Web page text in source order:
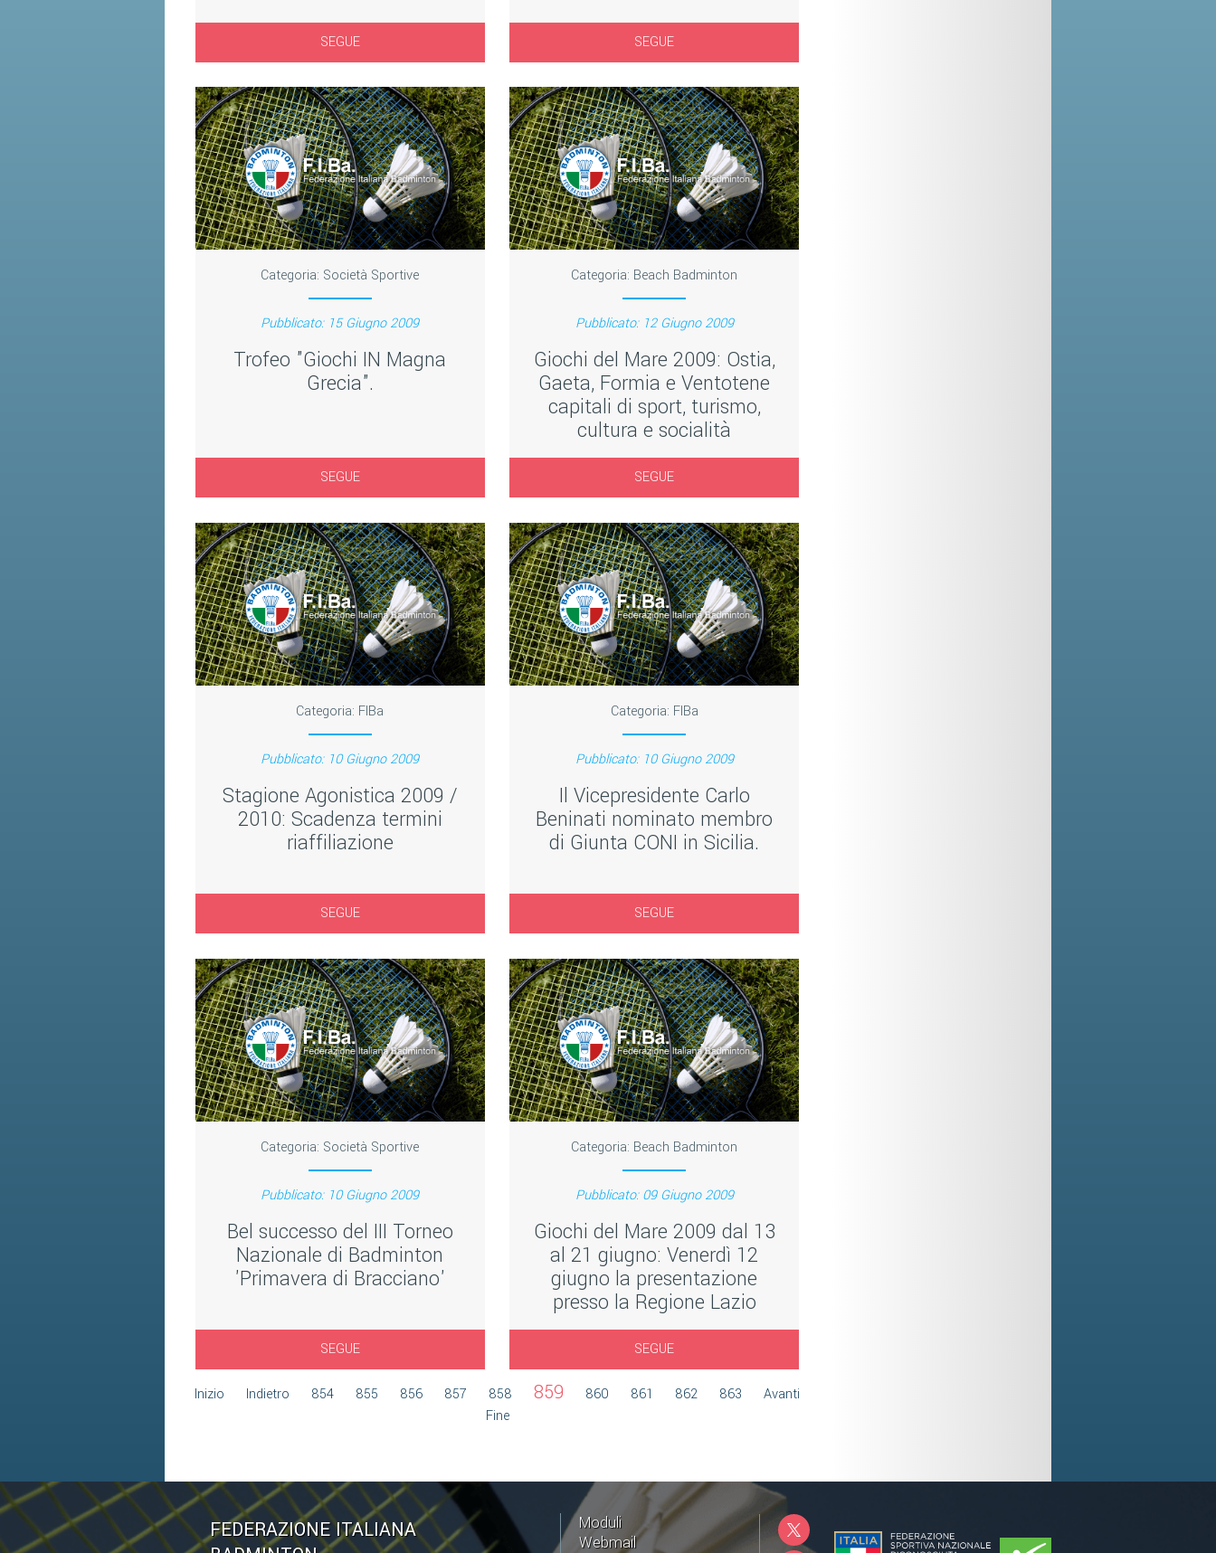
SEGUE SEGUE
Categoria: Società Sportive
Pubblicato: 15 Giugno 2009
Trofeo "Giochi IN Magna
Grecia".
SEGUE
Categoria: Beach Badminton
Pubblicato: 12 Giugno 2009
Giochi del Mare 2009: Ostia,
Gaeta, Formia e Ventotene
capitali di sport, turismo,
cultura e socialità
SEGUE
Categoria: FIBa
Pubblicato: 10 Giugno 2009
Stagione Agonistica 2009 /
2010: Scadenza termini
riaffiliazione
SEGUE
Categoria: FIBa
Pubblicato: 10 Giugno 2009
Il Vicepresidente Carlo
Beninati nominato membro
di Giunta CONI in Sicilia.
SEGUE
Categoria: Società Sportive
Pubblicato: 10 Giugno 2009
Bel successo del III Torneo
Nazionale di Badminton
'Primavera di Bracciano'
SEGUE
Categoria: Beach Badminton
Pubblicato: 09 Giugno 2009
Giochi del Mare 2009 dal 13
al 21 giugno: Venerdì 12
giugno la presentazione
presso la Regione Lazio
SEGUE
Inizio Indietro 854 855 856 857 858 859 860 861 862 863
Avanti
Fine
FEDERAZIONE ITALIANA
Moduli
Webmail